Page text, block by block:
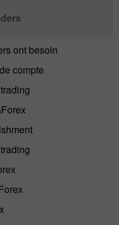
ont besoin
compte